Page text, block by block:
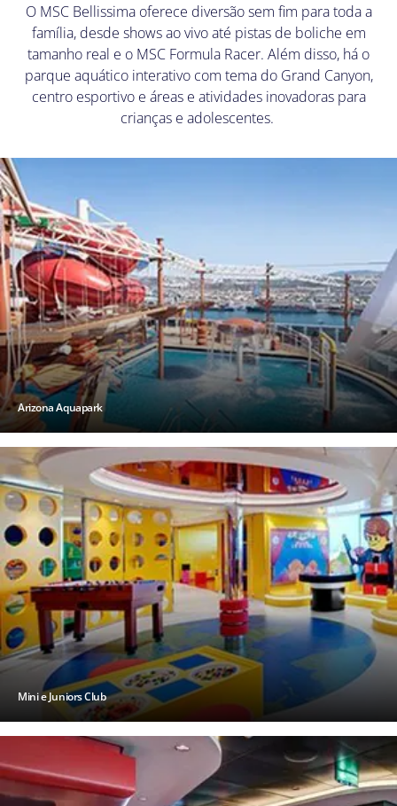
O MSC Bellissima oferece diversão sem fim para toda a
família, desde shows ao vivo até pistas de boliche em
tamanho real e o MSC Formula Racer. Além disso, há o
parque aquático interativo com tema do Grand Canyon,
centro esportivo e áreas e atividades inovadoras para
crianças e adolescentes.
Arizona Aquapark
Mini e Juniors Club